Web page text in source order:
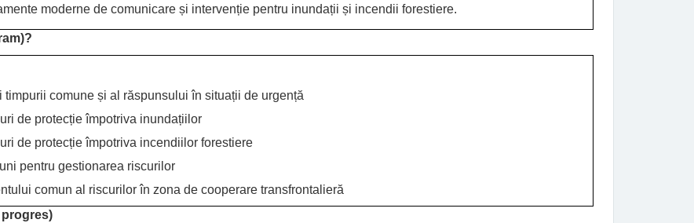
moderne de comunicare și intervenție pentru inundații și incendii forestiere.
comune și al răspunsului în situații de urgență
de protecție împotriva inundațiilor
de protecție împotriva incendiilor forestiere
pentru gestionarea riscurilor
comun al riscurilor în zona de cooperare transfrontalieră